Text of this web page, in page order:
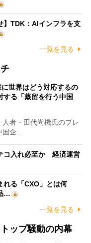
】TDK：AIインフラを支
一覧を見る
世界はどう対応するの
る「蒸留を行う中国
者・田代尚機氏のプレ
国企…
コ入れ必至か 経済運営
れる「CXO」とは何
…
一覧を見る
ップ騒動の内幕